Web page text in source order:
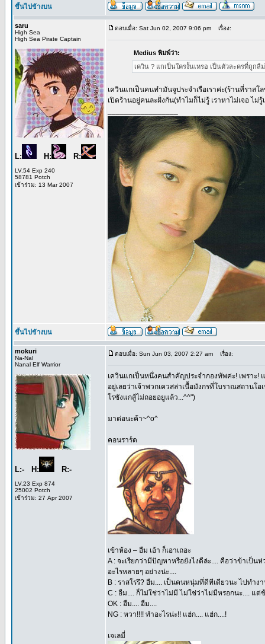
ขึ้นไปข้างบน
saru
High Sea
High Sea Pirate Captain
L: H: R:
LV.54 Exp 240
58781 Potch
เข้าร่วม: 13 Mar 2007
ตอบเมื่อ: Sat Jun 02, 2007 9:06 pm เรื่อง:
Medius พิมพ์ว่า:
เควิน ? แกเป็นใครงั้นเหรอ เป็นตัวละครที่ถูกลื
เควินแกเป็นคนทำมันจูประจำเรือเราค่ะ(ร้านที่ราส
เปิดร้านอยู่คนละฝั่งกัน(ทำไมก็ไม่รู้ เราหาไม่เจอ ไม่
ขึ้นไปข้างบน
mokuri
Na-Nal
Nanal Elf Warrior
L:- H: R:-
LV.23 Exp 874
25002 Potch
เข้าร่วม: 27 Apr 2007
ตอบเมื่อ: Sun Jun 03, 2007 2:27 am เรื่อง:
เควินแกเป็นหนึ่งคนสำคัญประจำกองทัพค่ะ! เพราะ!
อยู่เลยว่าเจ้าพวกเควสล่าเนื้อมังกรที่โบราณสถาน
โรซังแกสู้ไม่ถอยอยูแล้ว...^^")
มาต่อนะค้า~^o^
คอนราร์ด
เข้าห้อง – อืม เอ้า ก็เอาเถอะ
A : จะเรียกว่ามีปัญหาหรือยังไงดีล่ะ.... คือว่าข้าเป็น
อะไรหลายๆ อย่างน่ะ....
B : ราสโรรึ? อืม.... เป็นคนหนุ่มที่ดีทีเดียวนะ ไปทำ
C : อืม.... ก็ไม่ใช่ว่าไม่มี ไม่ใช่ว่าไม่มีหรอกนะ.... แ
OK : อืม.... อืม....
NG : หวา!!!! ทำอะไรน่ะ!! แฮ่ก.... แฮ่ก....!
เจเลมี่